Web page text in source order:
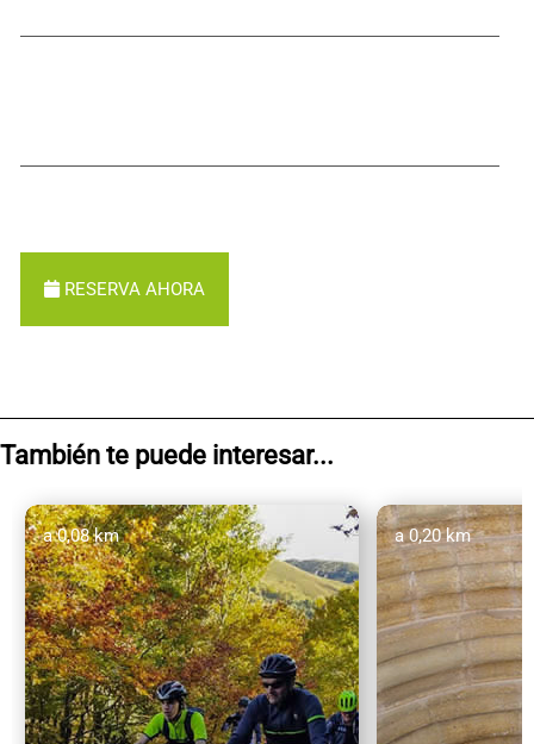
RESERVA AHORA
También te puede interesar...
a 0,08 km a 0,20 km